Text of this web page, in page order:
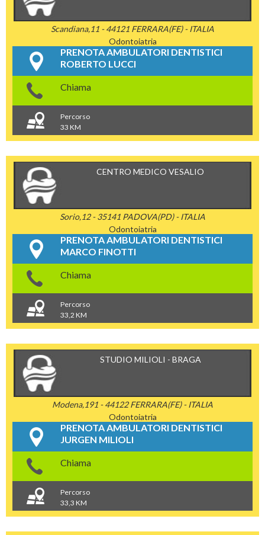
Scandiana,11 - 44121 FERRARA(FE) - ITALIA
Odontoiatria
PRENOTA AMBULATORI DENTISTICI
ROBERTO LUCCI
Chiama
Percorso
33 KM
CENTRO MEDICO VESALIO
Sorio,12 - 35141 PADOVA(PD) - ITALIA
Odontoiatria
PRENOTA AMBULATORI DENTISTICI
MARCO FINOTTI
Chiama
Percorso
33,2 KM
STUDIO MILIOLI - BRAGA
Modena,191 - 44122 FERRARA(FE) - ITALIA
Odontoiatria
PRENOTA AMBULATORI DENTISTICI
JURGEN MILIOLI
Chiama
Percorso
33,3 KM